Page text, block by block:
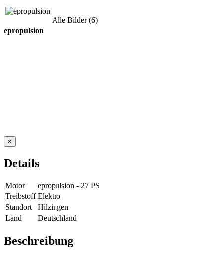
Alle Bilder (6)
epropulsion
×
Details
Motor
epropulsion - 27 PS
Treibstoff Elektro
Standort
Hilzingen
Land
Deutschland
Beschreibung